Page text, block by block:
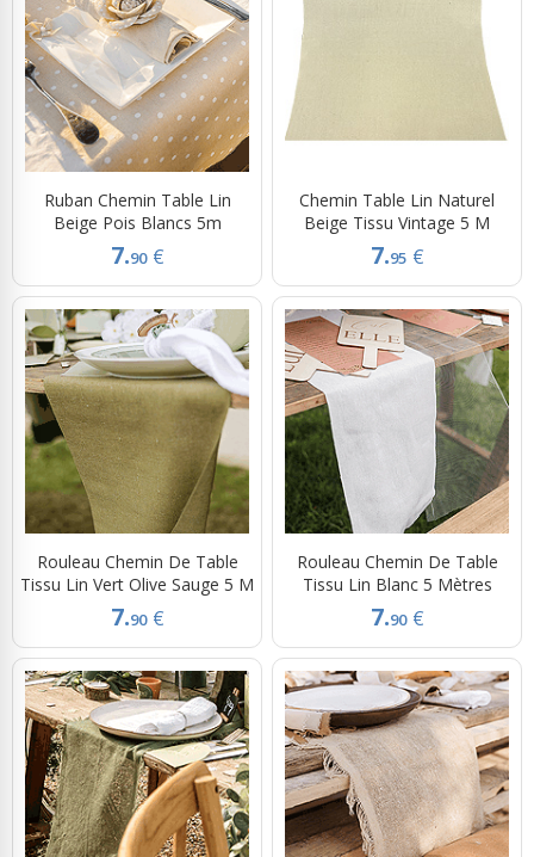
Ruban Chemin Table Lin
Beige Pois Blancs 5m
7.90 €
Chemin Table Lin Naturel
Beige Tissu Vintage 5 M
7.95 €
Rouleau Chemin De Table
Tissu Lin Vert Olive Sauge 5 M
7.90 €
Rouleau Chemin De Table
Tissu Lin Blanc 5 Mètres
7.90 €